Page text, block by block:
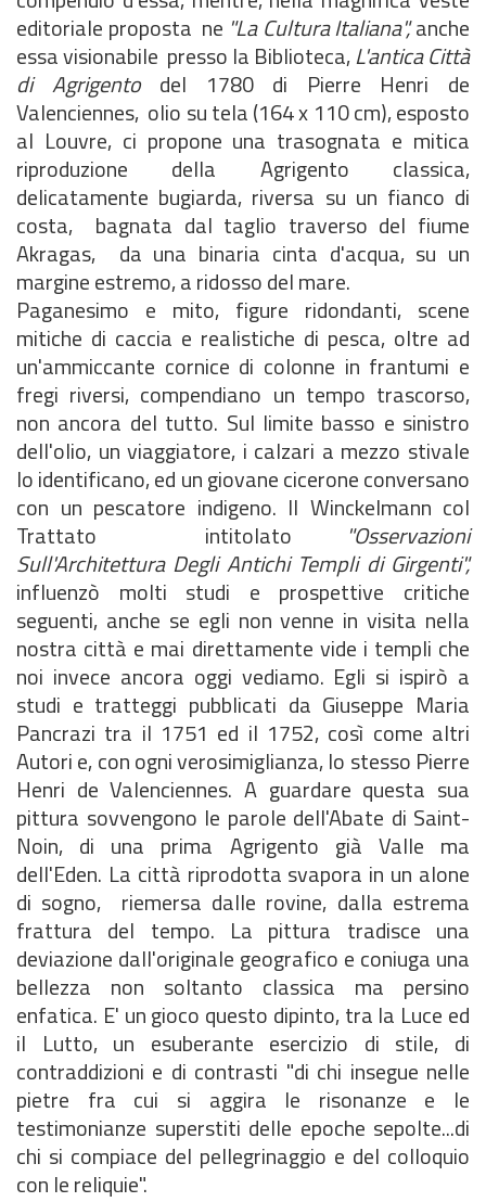
editoriale proposta ne "La Cultura Italiana",anche
essa visionabile presso la Biblioteca,L'antica Città
di Agrigentodel 1780 di Pierre Henri de
Valenciennes, olio su tela (164 x 110 cm), esposto
al Louvre, ci propone una trasognata e mitica
riproduzione della Agrigento classica,
delicatamente bugiarda, riversa su un fianco di
costa, bagnata dal taglio traverso del fiume
Akragas, da una binaria cinta d'acqua, su un
margine estremo, a ridosso del mare.
Paganesimo e mito, figure ridondanti, scene
mitiche di caccia e realistiche di pesca, oltre ad
un'ammiccante cornice di colonne in frantumi e
fregi riversi, compendiano un tempo trascorso,
non ancora del tutto. Sul limite basso e sinistro
dell'olio, un viaggiatore, i calzari a mezzo stivale
lo identificano, ed un giovane cicerone conversano
con un pescatore indigeno. Il Winckelmann col
Trattato intitolato
"Osservazioni
Sull'Architettura Degli Antichi Templi di Girgenti",
influenzò molti studi e prospettive critiche
seguenti, anche se egli non venne in visita nella
nostra città e mai direttamente vide i templi che
noi invece ancora oggi vediamo. Egli si ispirò a
studi e tratteggi pubblicati da Giuseppe Maria
Pancrazi tra il 1751 ed il 1752, così come altri
Autori e, con ogni verosimiglianza, lo stesso Pierre
Henri de Valenciennes. A guardare questa sua
pittura sovvengono le parole dell'Abate di Saint-
Noin, di una prima Agrigento già Valle ma
dell'Eden. La città riprodotta svapora in un alone
di sogno, riemersa dalle rovine, dalla estrema
frattura del tempo. La pittura tradisce una
deviazione dall'originale geografico e coniuga una
bellezza non soltanto classica ma persino
enfatica. E' un gioco questo dipinto, tra la Luce ed
il Lutto, un esuberante esercizio di stile, di
contraddizioni e di contrasti "di chi insegue nelle
pietre fra cui si aggira le risonanze e le
testimonianze superstiti delle epoche sepolte...di
chi si compiace del pellegrinaggio e del colloquio
con le reliquie".